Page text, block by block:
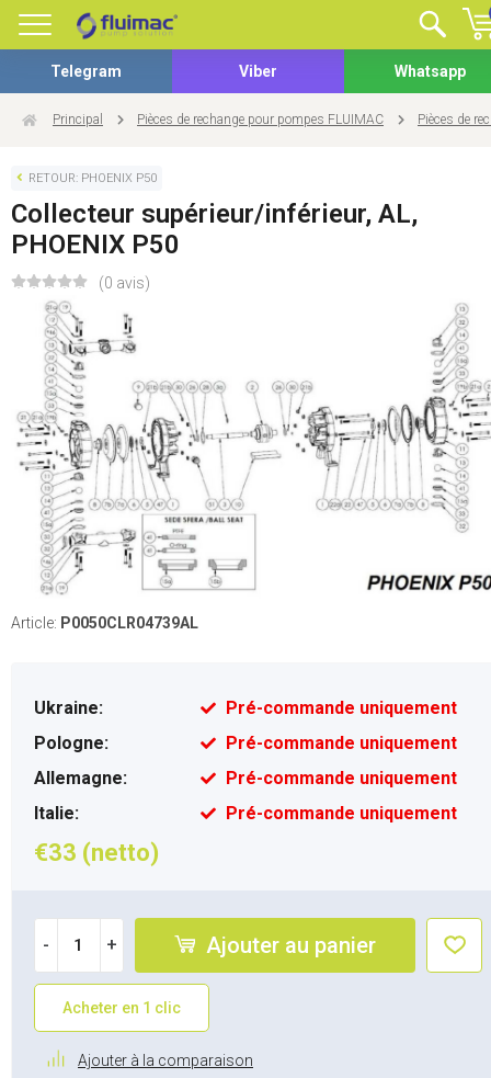
Telegram Viber Whatsapp
Principal Pièces de rechange pour pompes FLUIMAC Pièces de
RETOUR: PHOENIX P50
Collecteur supérieur/inférieur, AL,
PHOENIX P50
(0 avis)
Article: P0050CLR04739AL
Ukraine:
Pré-commande uniquement
Pologne:
Pré-commande uniquement
Allemagne:
Pré-commande uniquement
Italie:
Pré-commande uniquement
€33 (netto)
- + Ajouter au panier
Acheter en 1 clic
Ajouter à la comparaison